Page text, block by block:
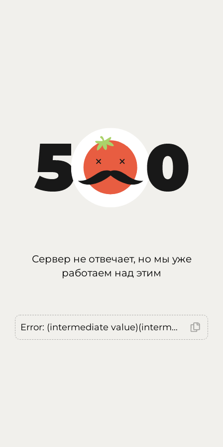
Сервер не отвечает, но мы уже
работаем над этим
Error: (intermediate value)(intermediate value)(intermediate value).replaceAll is not a function